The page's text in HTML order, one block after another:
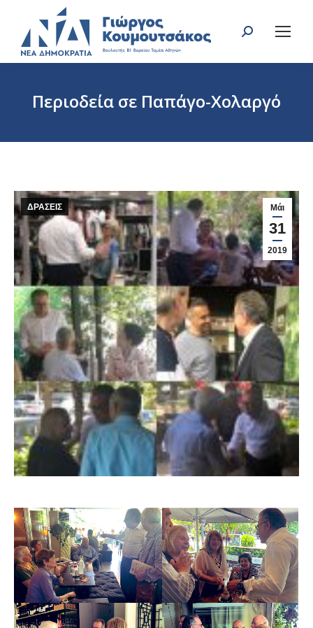
Search:
Περιοδεία σε Παπάγο-Χολαργό
Μάι
31
2019
ΔΡΑΣΕΙΣ